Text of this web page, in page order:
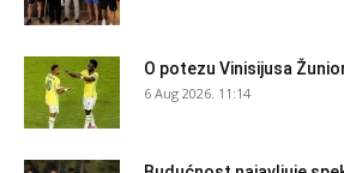
O potezu Vinisijusa
6 Aug 2026. 11:14